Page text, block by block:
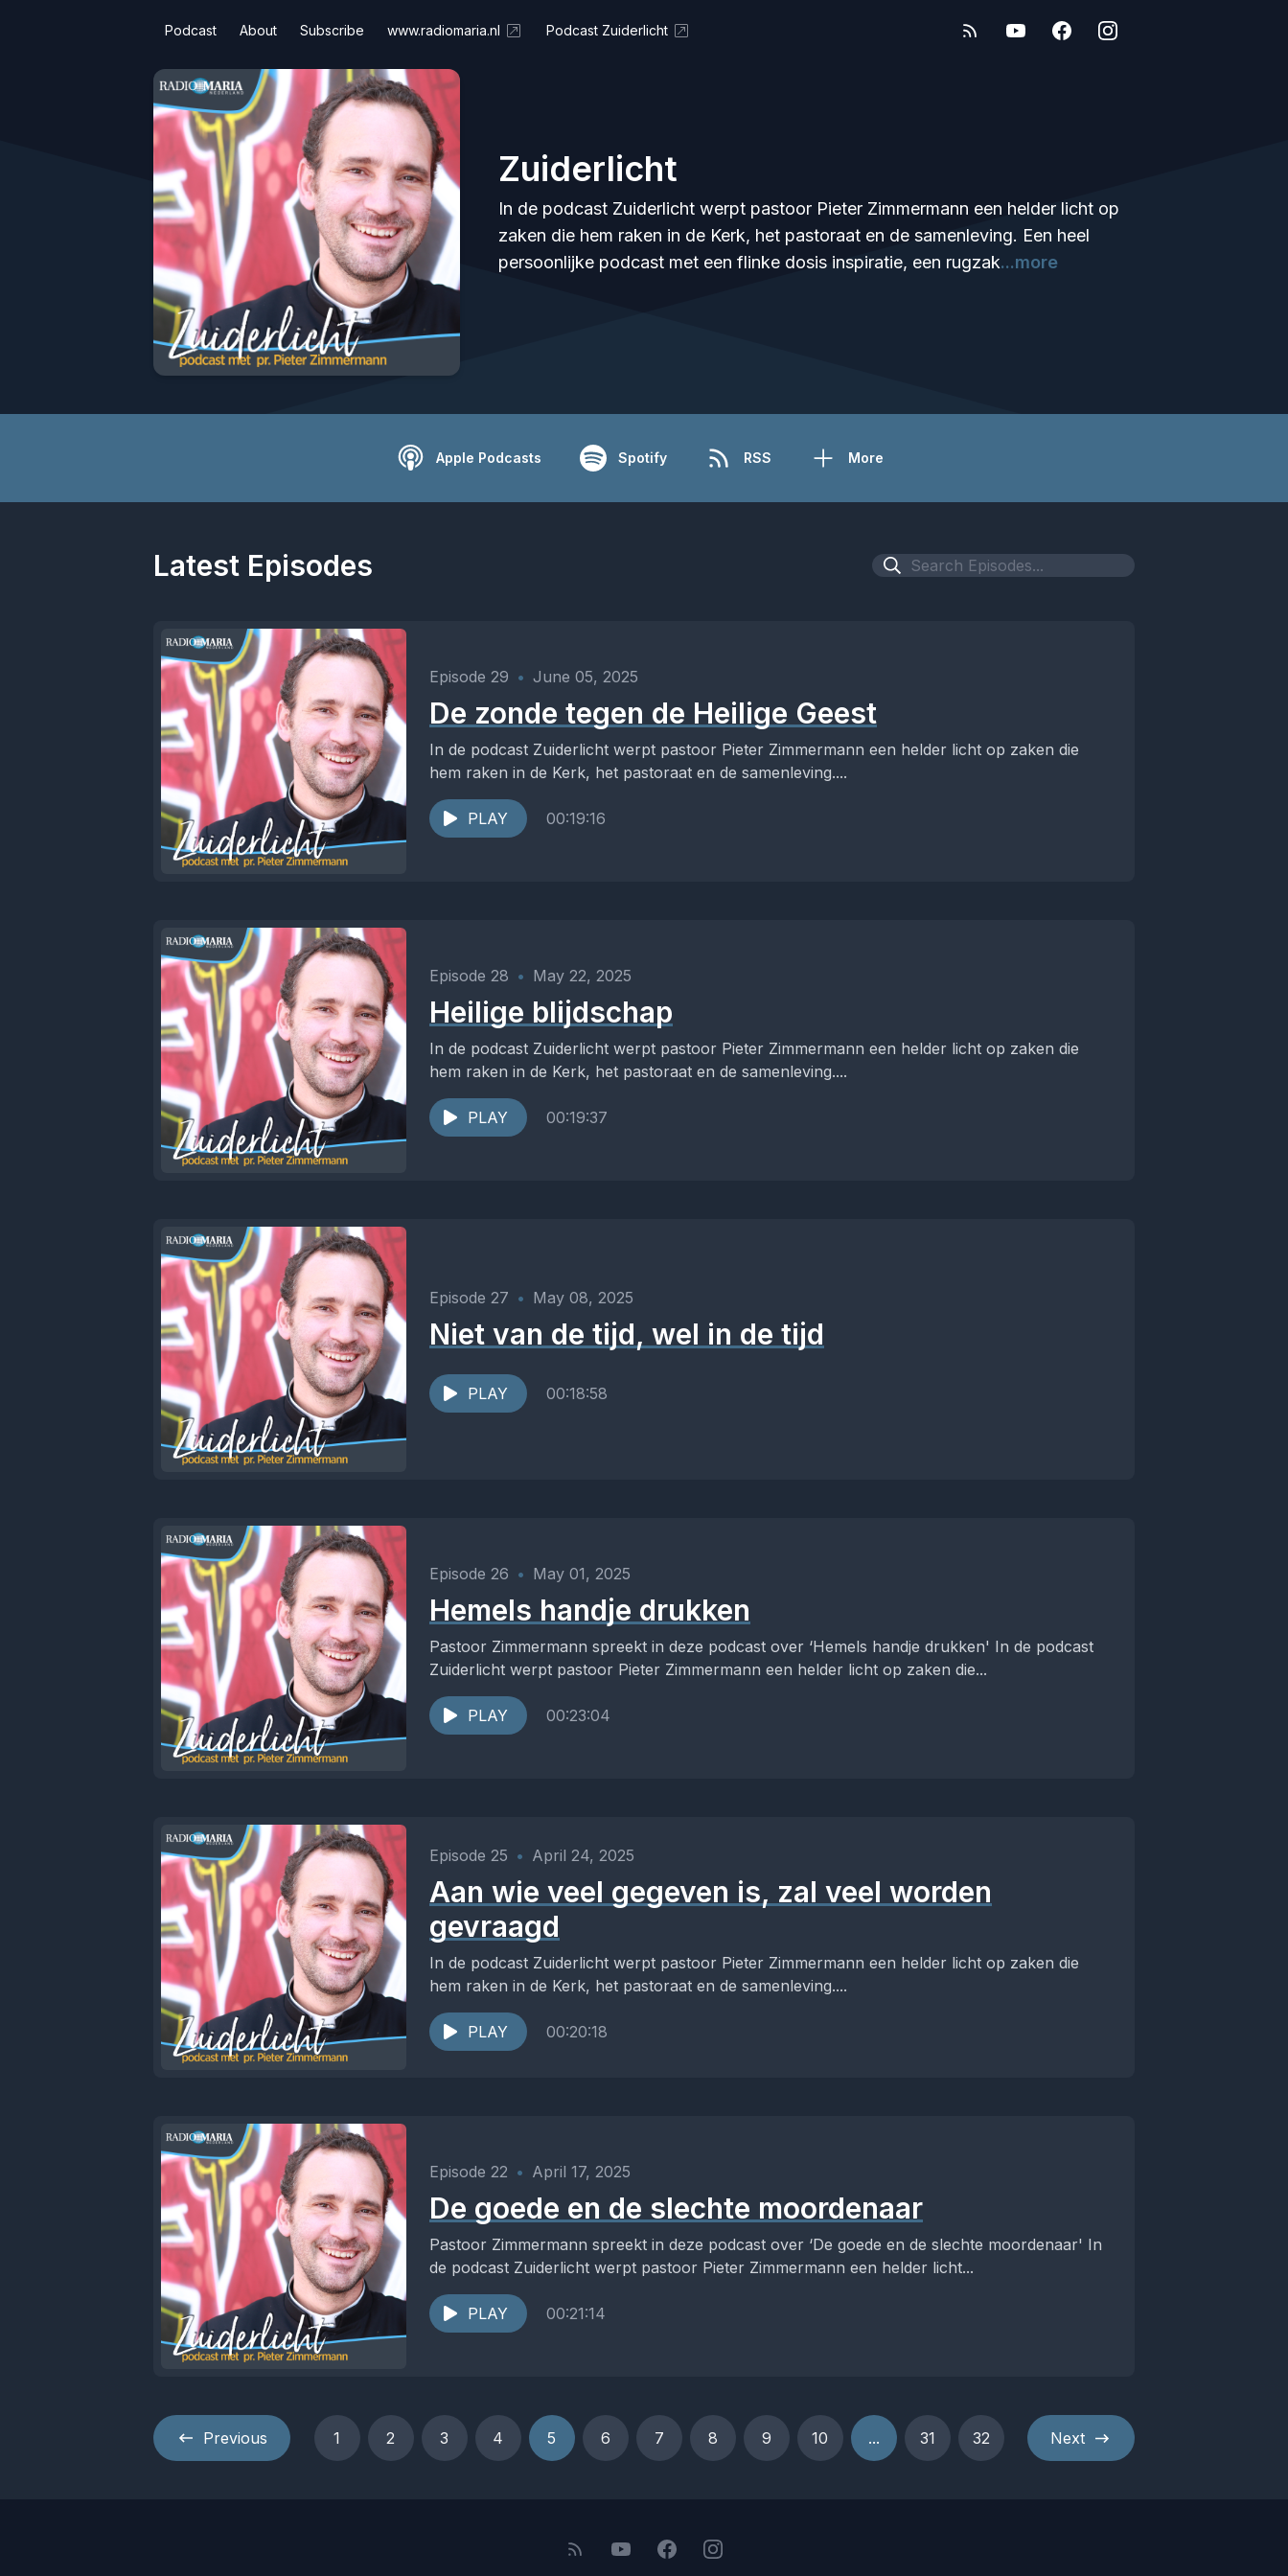
Podcast About Subscribe www.radiomaria.nl Podcast Zuiderlicht
Zuiderlicht
In de podcast Zuiderlicht werpt pastoor Pieter Zimmermann een helder licht op
zaken die hem raken in de Kerk, het pastoraat en de samenleving. Een heel
persoonlijke podcast met een flinke dosis inspiratie, een rugzak...more
Apple Podcasts Spotify RSS More
Latest Episodes
Episode 29 • June 05, 2025
De zonde tegen de Heilige Geest
In de podcast Zuiderlicht werpt pastoor Pieter Zimmermann een helder licht op zaken die
hem raken in de Kerk, het pastoraat en de samenleving....
PLAY 00:19:16
Episode 28 • May 22, 2025
Heilige blijdschap
In de podcast Zuiderlicht werpt pastoor Pieter Zimmermann een helder licht op zaken die
hem raken in de Kerk, het pastoraat en de samenleving....
PLAY 00:19:37
Episode 27 • May 08, 2025
Niet van de tijd, wel in de tijd
PLAY 00:18:58
Episode 26 • May 01, 2025
Hemels handje drukken
Pastoor Zimmermann spreekt in deze podcast over ‘Hemels handje drukken' In de podcast
Zuiderlicht werpt pastoor Pieter Zimmermann een helder licht op zaken die...
PLAY 00:23:04
Episode 25 • April 24, 2025
Aan wie veel gegeven is, zal veel worden
gevraagd
In de podcast Zuiderlicht werpt pastoor Pieter Zimmermann een helder licht op zaken die
hem raken in de Kerk, het pastoraat en de samenleving....
PLAY 00:20:18
Episode 22 • April 17, 2025
De goede en de slechte moordenaar
Pastoor Zimmermann spreekt in deze podcast over ‘De goede en de slechte moordenaar' In
de podcast Zuiderlicht werpt pastoor Pieter Zimmermann een helder licht...
PLAY 00:21:14
Previous 1 2 3 4 5 6 7 8 9 10 ... 31 32 Next